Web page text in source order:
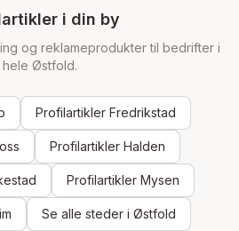
i din by
og reklameprodukter til bedrifter i
hele Østfold.
Profilartikler Fredrikstad
Profilartikler Halden
Profilartikler Mysen
Se alle steder i Østfold